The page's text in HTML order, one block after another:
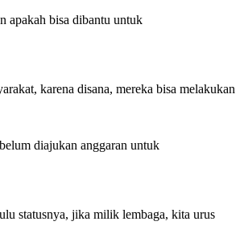
apakah bisa dibantu untuk
karena disana, mereka bisa melakukan
diajukan anggaran untuk
statusnya, jika milik lembaga, kita urus